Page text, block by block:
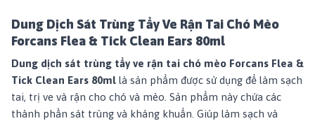
Dung Dịch Sát Trùng Tẩy Ve Rận Tai Chó Mèo
Forcans Flea & Tick Clean Ears 80ml
Dung dịch sát trùng tẩy ve rận tai chó mèo Forcans Flea &
Tick Clean Ears 80ml là sản phẩm được sử dụng để làm sạch
tai, trị ve và rận cho chó và mèo. Sản phẩm này chứa các
thành phần sát trùng và kháng khuẩn. Giúp làm sạch và